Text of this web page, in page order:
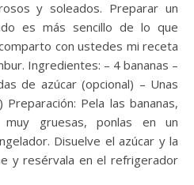
y soleados. Preparar un
es más sencillo de lo que
con ustedes mi receta
Ingredientes: – 4 bananas –
de azúcar (opcional) – Unas
Pela las bananas,
gruesas, ponlas en un
Disuelve el azúcar y la
y resérvala en el refrigerador